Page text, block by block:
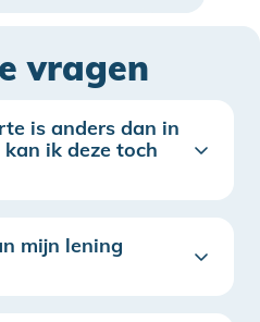
vragen
is anders dan in
ik deze toch
mijn lening